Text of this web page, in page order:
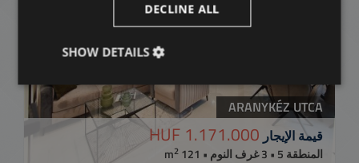
ARANYKÉZ UTCA
قيمة الإيجار 1.171.000 HUF
المنطقة 5 • 3 غرف النوم • 121 m 2
DECLINE ALL
SHOW DETAILS